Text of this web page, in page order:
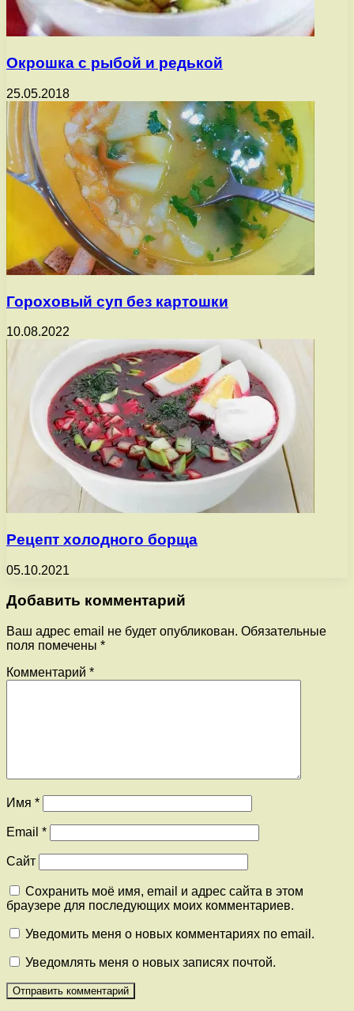
Окрошка с рыбой и редькой
25.05.2018
Гороховый суп без картошки
10.08.2022
Рецепт холодного борща
05.10.2021
Добавить комментарий
Ваш адрес email не будет опубликован. Обязательные
поля помечены *
Комментарий *
Имя *
Email *
Сайт
Сохранить моё имя, email и адрес сайта в этом
браузере для последующих моих комментариев.
Уведомить меня о новых комментариях по email.
Уведомлять меня о новых записях почтой.